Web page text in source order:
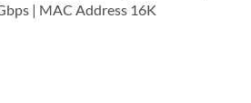
| MAC Address 16K